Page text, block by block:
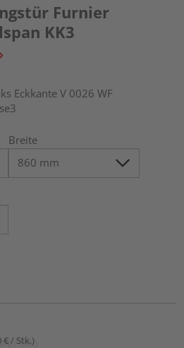
Furnier
KK3
Eckkante V 0026 WF
Breite
€ / Stk.)